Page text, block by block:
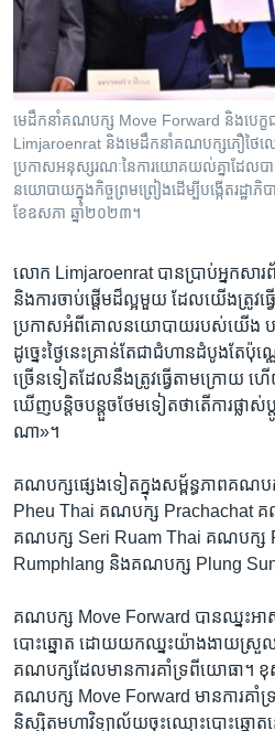
មេដឹកនាំ​គណបក្ស Move Forward និង​បេក្ខ
Limjaroenrat និង​មេដឹកនាំ​គណបក្ស​ភឿថៃ​
ប្រកាសអនុស្សរណៈ​នៃ​ការយោគយល់គ្នា​ដែល​
នយោបាយ​ក្នុង​កិច្ចព្រមព្រៀង​ដើម្បី​បង្កើត​រដ្ឋា
ខែឧសភា ឆ្នាំ២០២៣។
លោក Limjaroenrat បាន​ប្រាប់​អ្នក​សារព័ត៌
និង​ការ​ចាប់ផ្តើម​ដ៏​ល្អ​មួយ​ ដែល​យើង​ត្រូវ​ធ្វើ
ប្រកាស​អំពី​គោល​នយោបាយ​របស់​យើង បន្ទា
ដូច្នេះ​ថ្ងៃ​នេះ​គ្រាន់តែ​ជា​ជំហាន​ដំបូង​តែ​ប៉ុ
ច្រើន​ទៀត​ដែល​នឹង​ត្រូវ​ធ្វើ​តាម​ក្រោយ ហ
ឃើញ​បន្ដិច​បន្តួច​ថែម​ទៀត​ថា​តើ​ការ​ផ្លា
ណា»។
គណបក្ស​ផ្សេង​ទៀត​ក្នុង​សម្ព័ន្ធភាព​គណប
Pheu Thai គណបក្ស Prachachat
គណបក្ស Seri Ruam Thai គណបក្ស
Rumphlang និង​គណបក្ស Plung
គណបក្ស Move Forward បាន​ឈ្នះ​អា
បោះឆ្នោត ដោយ​យក​ឈ្នះ​យ៉ាង​ងាយ​ស្
គណបក្ស​ដែល​មាន​ការ​គាំទ្រ​ពី​យោធា។
គណបក្ស Move Forward មាន​ការ​គាំ
និស្សិត​មហា​វិទ្យាល័យ​ចុះ​ឈ្មោះ​បោះឆ្នោត​